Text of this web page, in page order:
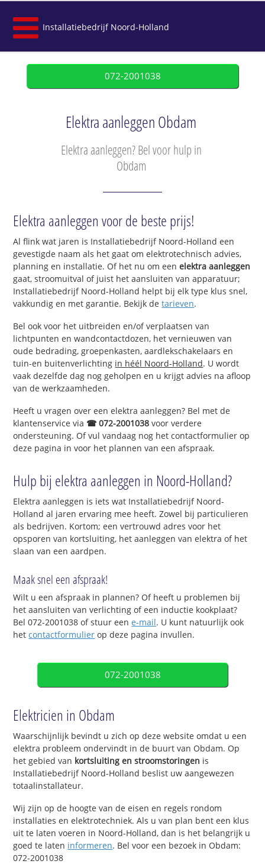
Installatiebedrijf Noord-Holland
072-2001038
Elektra aanleggen Obdam
Elektra aanleggen? Bel voor hulp in
Obdam
Elektra aanleggen voor de beste prijs!
Al flink wat jaren is Installatiebedrijf Noord-Holland een
gevestigde naam als het gaat om elektrotechnisch advies,
planning en installatie. Of het nu om eenelektra aanleggen
gaat, stroomuitval of juist het aansluiten van apparatuur;
Installatiebedrijf Noord-Holland helpt bij elk type klus snel,
vakkundig en met garantie. Bekijk detarieven.
Bel ook voor het uitbreiden en/of verplaatsen van
lichtpunten en wandcontactdozen, het vernieuwen van
oude bedrading, groepenkasten, aardlekschakelaars en
tuin-en buitenverlichting in héél Noord-Holland. U wordt
vaak dezelfde dag nog geholpen en u krijgt advies na afloop
van de werkzaamheden.
Heeft u vragen over een elektra aanleggen? Bel met de
klantenservice via ☎ 072-2001038 voor verdere
ondersteuning. Of vul vandaag nog het contactformulier op
deze pagina in voor het plannen van een afspraak.
Hulp bij elektra aanleggen in Noord-Holland?
Elektra aanleggen is iets wat Installatiebedrijf Noord-
Holland al jaren ervaring mee heeft. Zowel bij particulieren
als bedrijven. Kortom; een vertrouwd adres voor het
opsporen van kortsluiting, het aanleggen van elektra of het
slaan van een aardpen.
Maak snel een afspraak!
Wilt u een afspraak in plannen? Of heeft u problemen bij
het aansluiten van verlichting of een inductie kookplaat?
Bel 072-2001038 of stuur eene-mail. U kunt natuurlijk ook
hetcontactformulier op deze pagina invullen.
072-2001038
Elektricien in Obdam
Waarschijnlijk bevindt u zich op deze website omdat u een
elektra probleem ondervindt in de buurt van Obdam. Op
het gebied van kortsluiting en stroomstoringen is
Installatiebedrijf Noord-Holland beslist uw aangewezen
totaalinstallateur.
Wij zijn op de hoogte van de eisen en regels rondom
installaties en elektrotechniek. Als u van plan bent een klus
uit te laten voeren in Noord-Holland, dan is het belangrijk u
goed te laten informeren. Bel voor een bezoek in Obdam:
072-2001038